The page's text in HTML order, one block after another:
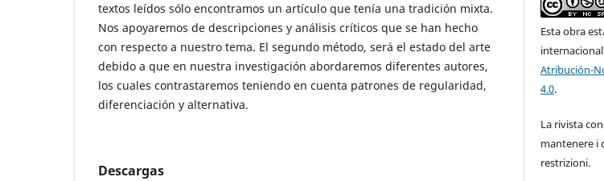
textos leídos sólo encontramos un artículo que tenía una tradición mixta.
Nos apoyaremos de descripciones y análisis críticos que se han hecho
con respecto a nuestro tema. El segundo método, será el estado del arte
debido a que en nuestra investigación abordaremos diferentes autores,
los cuales contrastaremos teniendo en cuenta patrones de regularidad,
diferenciación y alternativa.
Descargas
Esta obra
Atribución-
4.0.
La rivista
mantenere i
restrizioni.